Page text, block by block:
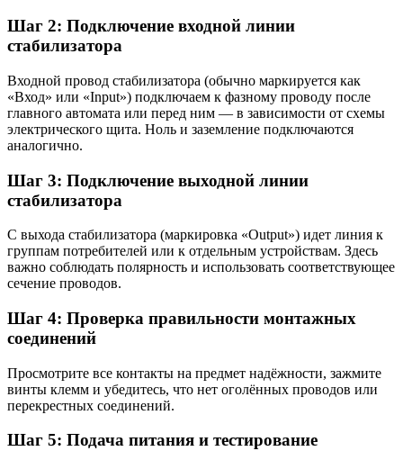
Шаг 2: Подключение входной линии
стабилизатора
Входной провод стабилизатора (обычно маркируется как
«Вход» или «Input») подключаем к фазному проводу после
главного автомата или перед ним — в зависимости от схемы
электрического щита. Ноль и заземление подключаются
аналогично.
Шаг 3: Подключение выходной линии
стабилизатора
С выхода стабилизатора (маркировка «Output») идет линия к
группам потребителей или к отдельным устройствам. Здесь
важно соблюдать полярность и использовать соответствующее
сечение проводов.
Шаг 4: Проверка правильности монтажных
соединений
Просмотрите все контакты на предмет надёжности, зажмите
винты клемм и убедитесь, что нет оголённых проводов или
перекрестных соединений.
Шаг 5: Подача питания и тестирование